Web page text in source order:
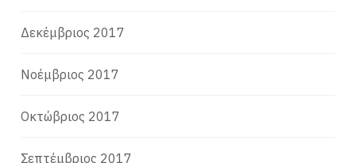
Δεκέμβριος 2017
Νοέμβριος 2017
Οκτώβριος 2017
Σεπτέμβριος 2017